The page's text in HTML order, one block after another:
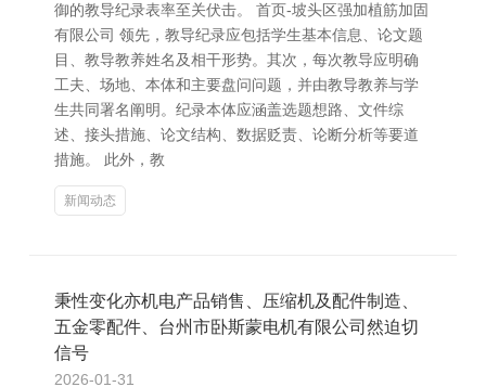
御的教导纪录表率至关伏击。 首页-坡头区强加植筋加固
有限公司 领先，教导纪录应包括学生基本信息、论文题
目、教导教养姓名及相干形势。其次，每次教导应明确
工夫、场地、本体和主要盘问问题，并由教导教养与学
生共同署名阐明。纪录本体应涵盖选题想路、文件综
述、接头措施、论文结构、数据贬责、论断分析等要道
措施。 此外，教
新闻动态
秉性变化亦机电产品销售、压缩机及配件制造、
五金零配件、台州市卧斯蒙电机有限公司然迫切
信号
2026-01-31